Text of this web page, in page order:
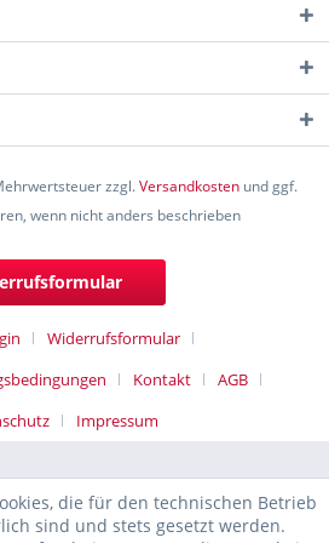
zzgl.Versandkosten und ggf.
wenn nicht anders beschrieben
Widerrufsformular
Kontakt
AGB
Impressum
die für den technischen Betrieb
sind und stets gesetzt werden.